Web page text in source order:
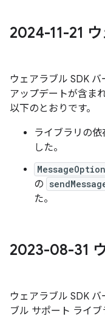
2024-11-21
ウェアラブル SDK
アップデートが含ま
以下のとおりです。
ライブラリの
した。
の
た。
2023-08-31
ウェアラブル SDK
ブル サポート ライ